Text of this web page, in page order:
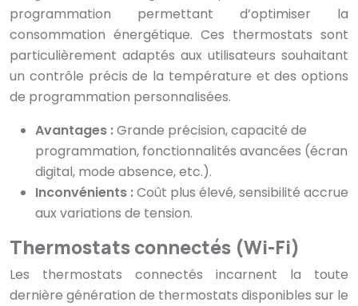
programmation permettant d’optimiser la
consommation énergétique. Ces thermostats sont
particulièrement adaptés aux utilisateurs souhaitant
un contrôle précis de la température et des options
de programmation personnalisées.
Avantages :Grande précision, capacité de
programmation, fonctionnalités avancées (écran
digital, mode absence, etc.).
Inconvénients :Coût plus élevé, sensibilité accrue
aux variations de tension.
Thermostats connectés (Wi-Fi)
Les thermostats connectés incarnent la toute
dernière génération de thermostats disponibles sur le